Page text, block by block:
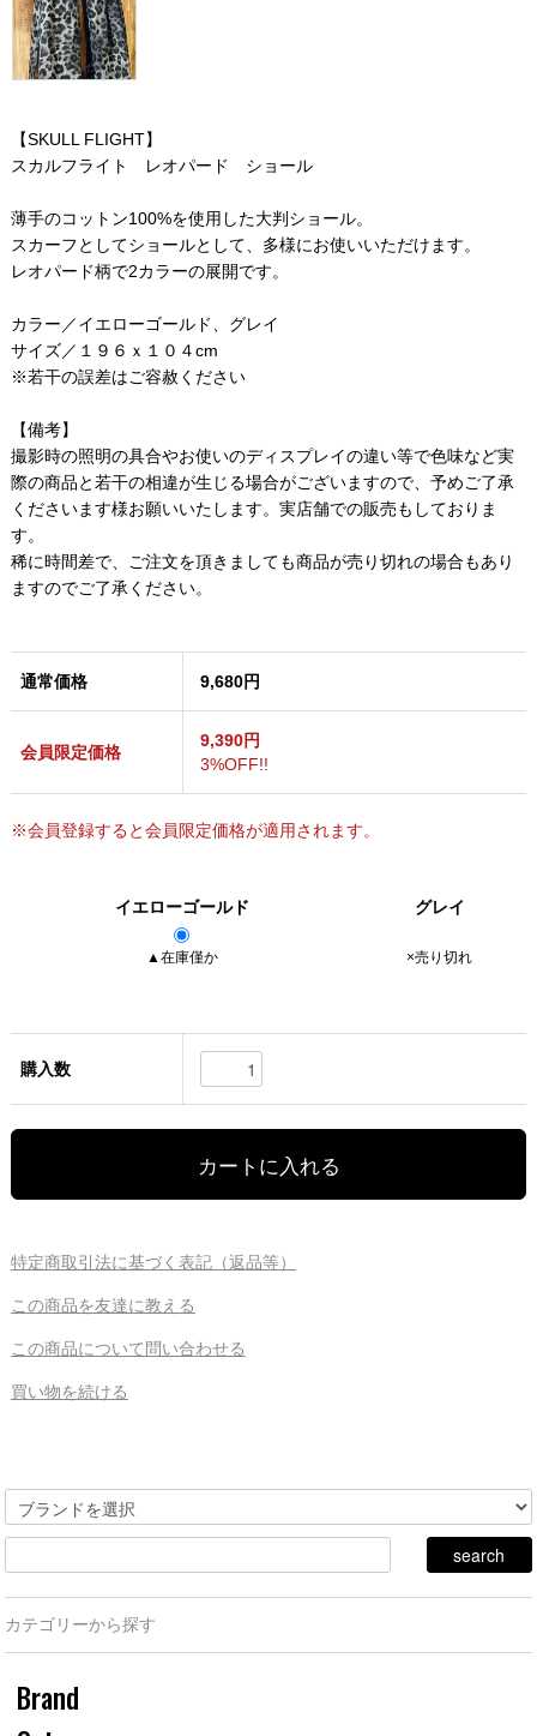
【SKULL FLIGHT】
スカルフライト レオパード ショール
薄手のコットン100%を使用した大判ショール。
スカーフとしてショールとして、多様にお使いいただけます。
レオパード柄で2カラーの展開です。
カラー／イエローゴールド、グレイ
サイズ／１９６ｘ１０４cm
※若干の誤差はご容赦ください
【備考】
撮影時の照明の具合やお使いのディスプレイの違い等で色味など実
際の商品と若干の相違が生じる場合がございますので、予めご了承
くださいます様お願いいたします。実店舗での販売もしておりま
す。
稀に時間差で、ご注文を頂きましても商品が売り切れの場合もあり
ますのでご了承ください。
通常価格 9,680円
会員限定価格
9,390円
3%OFF!!
※会員登録すると会員限定価格が適用されます。
イエローゴールド グレイ
▲在庫僅か ×売り切れ
購入数
特定商取引法に基づく表記（返品等）
この商品を友達に教える
この商品について問い合わせる
買い物を続ける
カテゴリーから探す
Brand